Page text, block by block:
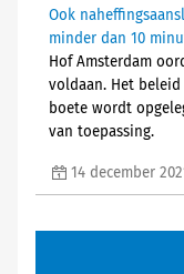
Ook
minder dan 10
Hof Amsterdam
voldaan. Het beleid
boete wordt
van toepassing.
14 december